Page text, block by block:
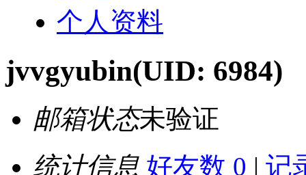
个人资料
jvvgyubin(UID: 6984)
邮箱状态未验证
统计信息 好友数 0 | 记